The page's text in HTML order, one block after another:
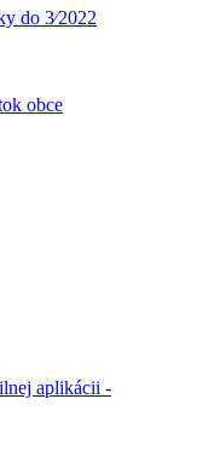
do 3⁄2022
obce
aplikácii -